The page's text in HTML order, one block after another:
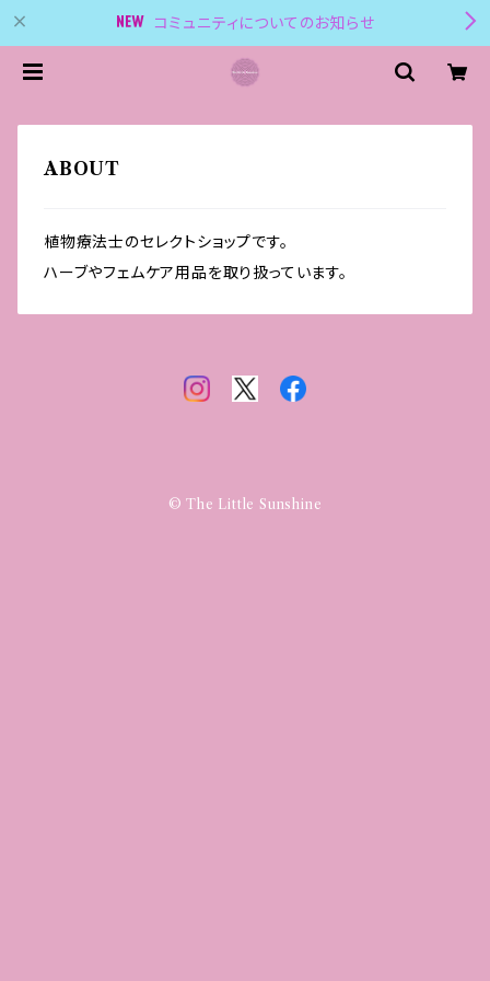
コミュニティについてのお知らせ
ABOUT
植物療法士のセレクトショップです。
ハーブやフェムケア用品を取り扱っています。
© The Little Sunshine